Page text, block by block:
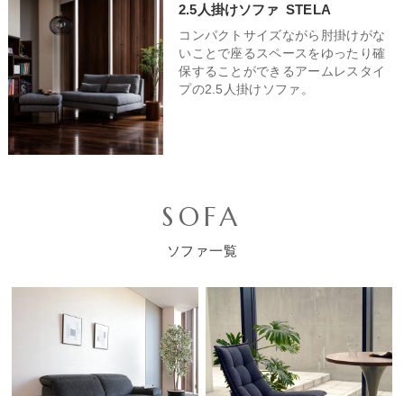
2.5人掛けソファ STELA
コンパクトサイズながら肘掛けがな
いことで座るスペースをゆったり確
保することができるアームレスタイ
プの2.5人掛けソファ。
SOFA
ソファ一覧